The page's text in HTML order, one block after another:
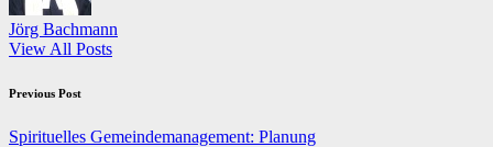
Jörg Bachmann
View All Posts
Post
navigation
Previous Post
Spirituelles Gemeindemanagement: Planung